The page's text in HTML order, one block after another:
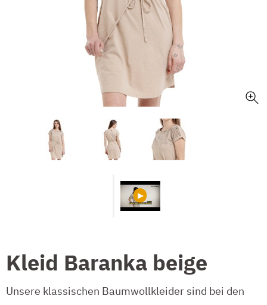
Kleid Baranka beige
Unsere klassischen Baumwollkleider sind bei den